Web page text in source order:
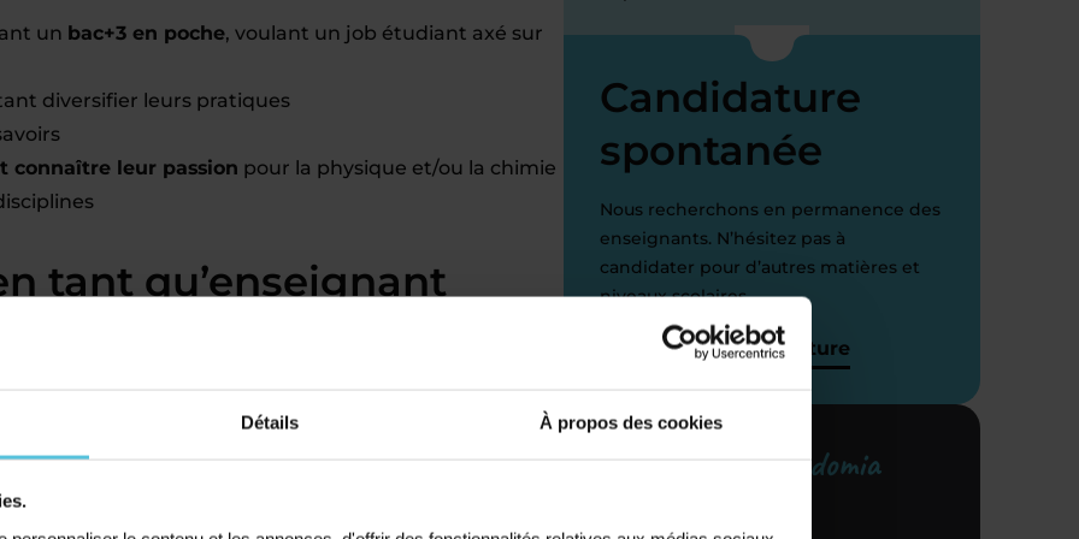
Détails À propos des cookies
un bac+3 en poche, voulant un job étudiant axé sur
diversifier leurs pratiques
connaître leur passion pour la physique et/ou la chimie
tant qu’enseignant
déterminée en fonction de plusieurs critères
et votre expérience.
d’élèves suivis
Candidature
spontanée
Nous recherchons en permanence des
enseignants. N’hésitez pas à
candidater pour d’autres matières et
niveaux scolaires.
J’envoie ma candidature
Votre centre Acadomia